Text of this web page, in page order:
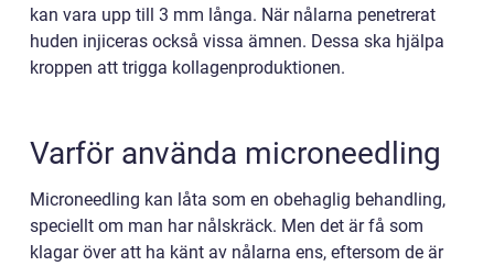
kan vara upp till 3 mm långa. När nålarna penetrerat
huden injiceras också vissa ämnen. Dessa ska hjälpa
kroppen att trigga kollagenproduktionen.
Varför använda microneedling
Microneedling kan låta som en obehaglig behandling,
speciellt om man har nålskräck. Men det är få som
klagar över att ha känt av nålarna ens, eftersom de är